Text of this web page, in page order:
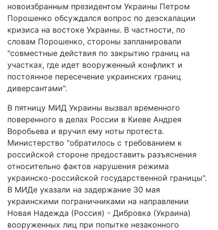
новоизбранным президентом Украины Петром
Порошенко обсуждался вопрос по деэскалации
кризиса на востоке Украины. В частности, по
словам Порошенко, стороны запланировали
"совместные действия по закрытию границ на
участках, где идет вооруженный конфликт и
постоянное пересечение украинских границ
диверсантами".
В пятницу МИД Украины вызвал временного
поверенного в делах России в Киеве Андрея
Воробьева и вручил ему ноты протеста.
Министерство "обратилось с требованием к
российской стороне предоставить разъяснения
относительно фактов нарушения режима
украинско-российской государственной границы".
В МИДе указали на задержание 30 мая
украинскими пограничниками на направлении
Новая Надежда (Россия) - Дибровка (Украина)
вооруженных лиц при попытке незаконного